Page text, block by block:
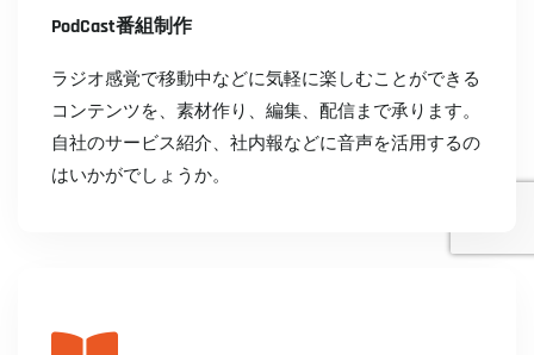
PodCast番組制作
ラジオ感覚で移動中などに気軽に楽しむことができる
コンテンツを、素材作り、編集、配信まで承ります。
自社のサービス紹介、社内報などに音声を活用するの
はいかがでしょうか。